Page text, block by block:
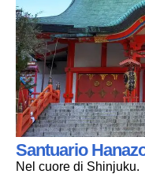
Santuario
Nel cuore di Shinjuku.